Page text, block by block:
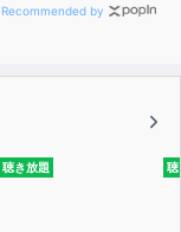
う説明するのか？
？
Recommended by
聴き放題 聴